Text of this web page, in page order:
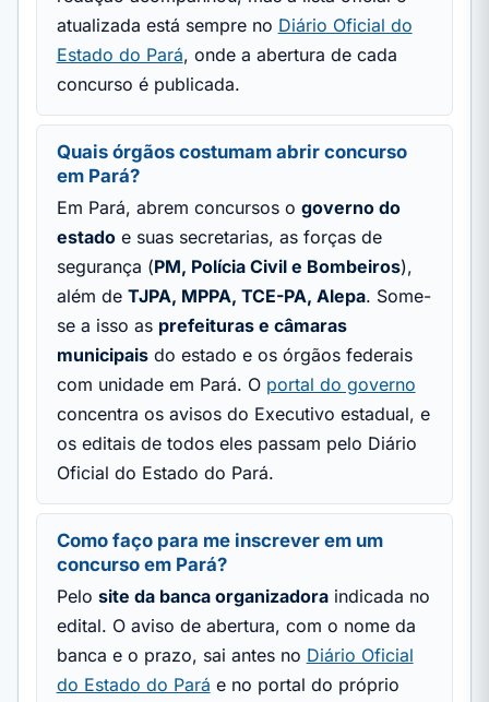
atualizada está sempre no Diário Oficial do
Estado do Pará, onde a abertura de cada
concurso é publicada.
Quais órgãos costumam abrir concurso
em Pará?
Em Pará, abrem concursos o governo do
estadoe suas secretarias, as forças de
segurança (PM, Polícia Civil e Bombeiros),
além de TJPA, MPPA, TCE-PA, Alepa. Some-
se a isso as prefeituras e câmaras
municipaisdo estado e os órgãos federais
com unidade em Pará. O portal do governo
concentra os avisos do Executivo estadual, e
os editais de todos eles passam pelo Diário
Oficial do Estado do Pará.
Como faço para me inscrever em um
concurso em Pará?
Pelo site da banca organizadoraindicada no
edital. O aviso de abertura, com o nome da
banca e o prazo, sai antes no Diário Oficial
do Estado do Pará e no portal do próprio